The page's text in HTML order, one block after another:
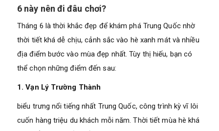
6 này nên đi đâu chơi?
Tháng 6 là thời khắc đẹp để khám phá Trung Quốc nhờ
thời tiết khá dễ chịu, cảnh sắc vào hè xanh mát và nhiều
địa điểm bước vào mùa đẹp nhất. Tùy thị hiếu, bạn có
thể chọn những điểm đến sau:
1. Vạn Lý Trường Thành
biểu trưng nổi tiếng nhất Trung Quốc, công trình kỳ vĩ lôi
cuốn hàng triệu du khách mỗi năm. Thời tiết mùa hè khá